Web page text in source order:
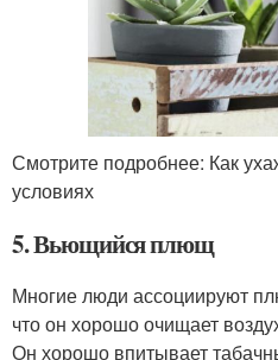
Смотрите подробнее: Как
условиях
5. Вьющийся плющ
Многие люди ассоциируют
что он хорошо очищает
Он хорошо впитывает